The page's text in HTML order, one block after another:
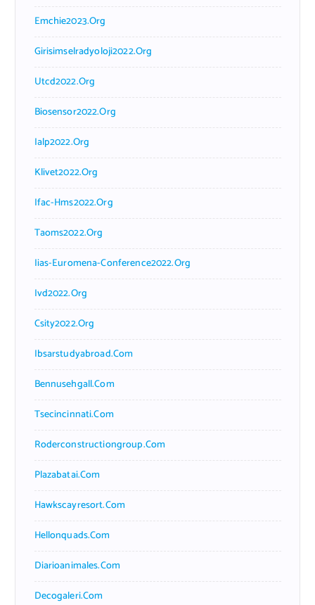
Emchie2023.org
Girisimselradyoloji2022.org
Utcd2022.org
Biosensor2022.org
Ialp2022.org
Klivet2022.org
Ifac-Hms2022.org
Taoms2022.org
Iias-Euromena-Conference2022.org
Ivd2022.org
Csity2022.org
Ibsarstudyabroad.com
Bennusehgall.com
Tsecincinnati.com
Roderconstructiongroup.com
Plazabatai.com
Hawkscayresort.com
Hellonquads.com
Diarioanimales.com
Decogaleri.com